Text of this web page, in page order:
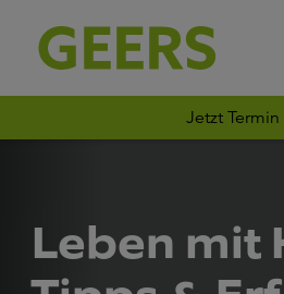
Jetzt
Leben mit